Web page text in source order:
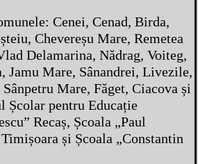
Cenei, Cenad, Birda,
Chevereșu Mare, Remetea
Delamarina, Nădrag, Voiteg,
Jamu Mare, Sânandrei, Livezile,
Mare, Făget, Ciacova și
Școlar pentru Educație
Recaș, Școala „Paul
Timișoara și Școala „Constantin